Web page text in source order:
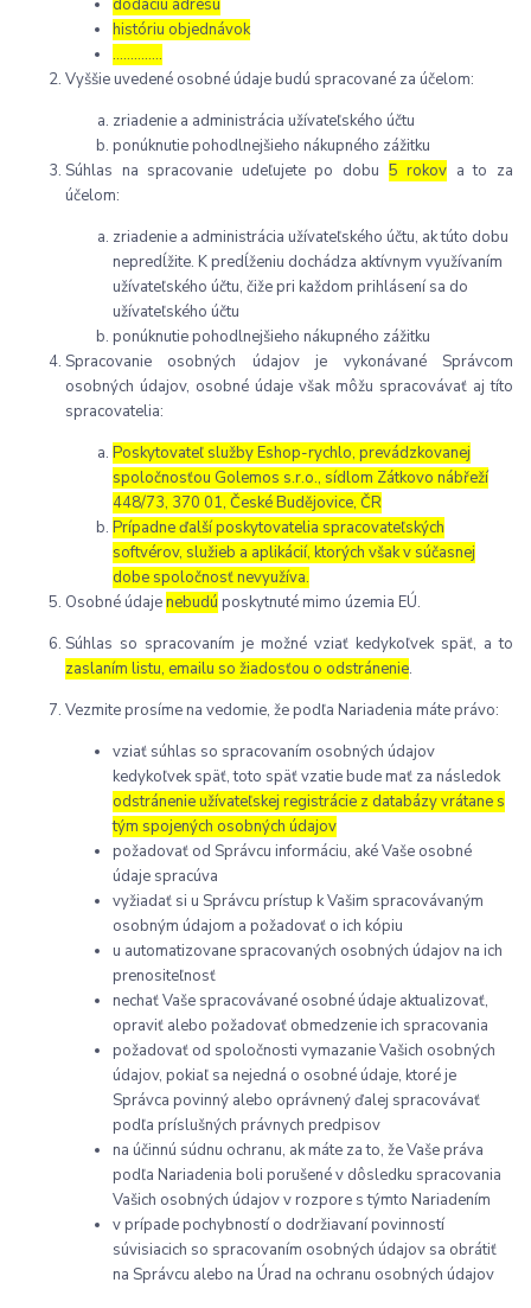
dodaciu adresu
históriu objednávok
…………..
Vyššie uvedené osobné údaje budú spracované za účelom:
zriadenie a administrácia užívateľského účtu
ponúknutie pohodlnejšieho nákupného zážitku
Súhlas na spracovanie udeľujete po dobu 5 rokov a to za
účelom:
zriadenie a administrácia užívateľského účtu, ak túto dobu
nepredĺžite. K predĺženiu dochádza aktívnym využívaním
užívateľského účtu, čiže pri každom prihlásení sa do
užívateľského účtu
ponúknutie pohodlnejšieho nákupného zážitku
Spracovanie osobných údajov je vykonávané Správcom
osobných údajov, osobné údaje však môžu spracovávať aj títo
spracovatelia:
Poskytovateľ služby Eshop-rychlo, prevádzkovanej
spoločnosťou Golemos s.r.o., sídlom Zátkovo nábřeží
448/73, 370 01, České Budějovice, ČR
Prípadne ďalší poskytovatelia spracovateľských
softvérov, služieb a aplikácií, ktorých však v súčasnej
dobe spoločnosť nevyužíva.
Osobné údaje nebudú poskytnuté mimo územia EÚ.
Súhlas so spracovaním je možné vziať kedykoľvek späť, a to
zaslaním listu, emailu so žiadosťou o odstránenie.
Vezmite prosíme na vedomie, že podľa Nariadenia máte právo:
vziať súhlas so spracovaním osobných údajov
kedykoľvek späť, toto späť vzatie bude mať za následok
odstránenie užívateľskej registrácie z databázy vrátane s
tým spojených osobných údajov
požadovať od Správcu informáciu, aké Vaše osobné
údaje spracúva
vyžiadať si u Správcu prístup k Vašim spracovávaným
osobným údajom a požadovať o ich kópiu
u automatizovane spracovaných osobných údajov na ich
prenositeľnosť
nechať Vaše spracovávané osobné údaje aktualizovať,
opraviť alebo požadovať obmedzenie ich spracovania
požadovať od spoločnosti vymazanie Vašich osobných
údajov, pokiaľ sa nejedná o osobné údaje, ktoré je
Správca povinný alebo oprávnený ďalej spracovávať
podľa príslušných právnych predpisov
na účinnú súdnu ochranu, ak máte za to, že Vaše práva
podľa Nariadenia boli porušené v dôsledku spracovania
Vašich osobných údajov v rozpore s týmto Nariadením
v prípade pochybností o dodržiavaní povinností
súvisiacich so spracovaním osobných údajov sa obrátiť
na Správcu alebo na Úrad na ochranu osobných údajov